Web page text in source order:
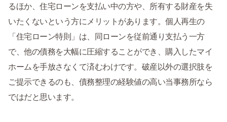
るほか、住宅ローンを支払い中の方や、所有する財産を失
いたくないという方にメリットがあります。個人再生の
「住宅ローン特則」は、同ローンを従前通り支払う一方
で、他の債務を大幅に圧縮することができ、購入したマイ
ホームを手放さなくて済むわけです。破産以外の選択肢を
ご提示できるのも、債務整理の経験値の高い当事務所なら
ではだと思います。